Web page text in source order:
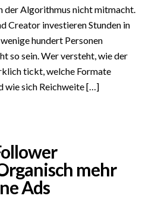
der Algorithmus nicht mitmacht.
Creator investieren Stunden in
hundert Personen
so sein. Wer versteht, wie der
tickt, welche Formate
wie sich Reichweite […]
mehr
Ads